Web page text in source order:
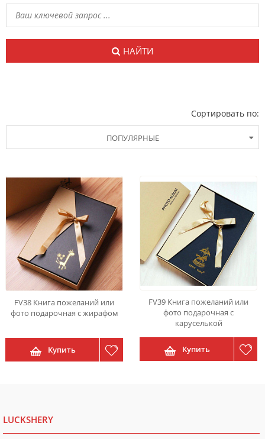
НАЙТИ
Сортировать по:
ПОПУЛЯРНЫЕ
FV38 Книга пожеланий или
фото подарочная с жирафом
Купить
FV39 Книга пожеланий или
фото подарочная с
каруселькой
Купить
LUCKSHERY